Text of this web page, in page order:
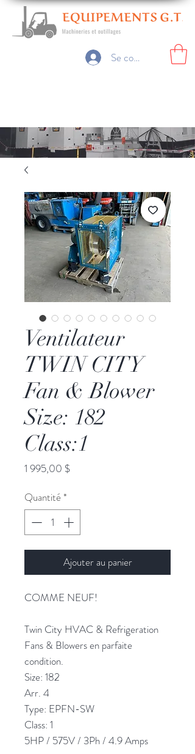
Se connecter
Ventilateur
TWIN CITY
Fan & Blower
Size: 182
Class:1
1 995,00 $Prix
Quantité*
Ajouter au panier
COMME NEUF!
Twin City HVAC & Refrigeration
Fans & Blowers en parfaite
condition.
Size: 182
Arr. 4
Type: EPFN-SW
Class: 1
5HP / 575V / 3Ph / 4.9 Amps